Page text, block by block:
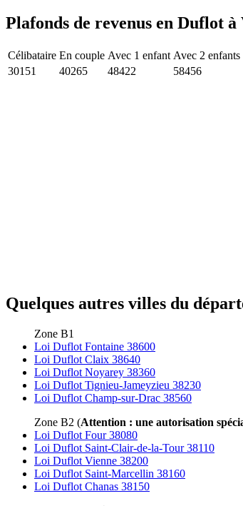
Plafonds de revenus en Duflot
Célibataire En couple Avec 1 enfant Avec 2 enfants
30151
40265 48422 58456
Quelques autres villes du
Zone B1
Loi Duflot Fontaine 38600
Loi Duflot Claix 38640
Loi Duflot Noyarey 38360
Loi Duflot Tignieu-Jameyzieu 38230
Loi Duflot Champ-sur-Drac 38560
Zone B2 (Attention : une autorisation
Loi Duflot Four 38080
Loi Duflot Saint-Clair-de-la-Tour 38110
Loi Duflot Vienne 38200
Loi Duflot Saint-Marcellin 38160
Loi Duflot Chanas 38150